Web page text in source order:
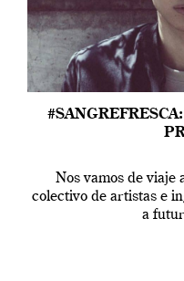
Nos vamos de viaje
colectivo de artistas e
a